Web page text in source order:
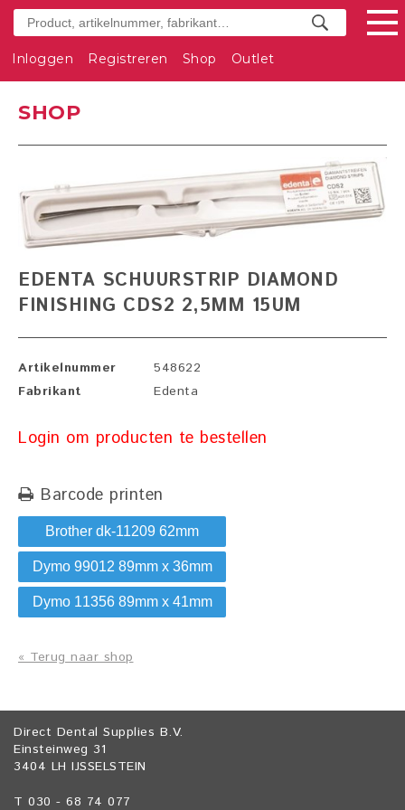
Inloggen Registreren Shop Outlet
SHOP
EDENTA SCHUURSTRIP DIAMOND
FINISHING CDS2 2,5MM 15UM
Artikelnummer
548622
Fabrikant
Edenta
Login om producten te bestellen
Barcode printen
Brother dk-11209 62mm
Dymo 99012 89mm x 36mm
Dymo 11356 89mm x 41mm
« Terug naar shop
Direct Dental Supplies B.V.
Einsteinweg 31
3404 LH IJSSELSTEIN
T 030 - 68 74 077